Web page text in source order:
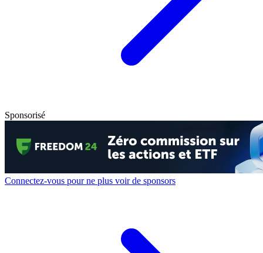
Sponsorisé
Connectez-vous pour ne plus voir de sponsors